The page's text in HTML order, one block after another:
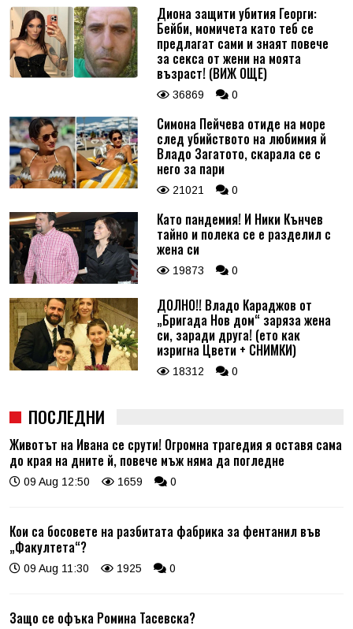
Диона защити убития Георги:
Бейби, момичета като теб се
предлагат сами и знаят повече
за секса от жени на моята
възраст! (ВИЖ ОЩЕ)
36869 0
Симона Пейчева отиде на море
след убийството на любимия й
Владо Загатото, скарала се с
него за пари
21021 0
Като пандемия! И Ники Кънчев
тайно и полека се е разделил с
жена си
19873 0
ДОЛНО!! Владо Караджов от
„Бригада Нов дом“ заряза жена
си, заради друга! (ето как
изригна Цвети + СНИМКИ)
18312 0
ПОСЛЕДНИ
Животът на Ивана се срути! Огромна трагедия я оставя сама
до края на дните й, повече мъж няма да погледне
09 Aug 12:50 1659 0
Кои са босовете на разбитата фабрика за фентанил във
„Факултета“?
09 Aug 11:30 1925 0
Защо се офъка Ромина Тасевска?